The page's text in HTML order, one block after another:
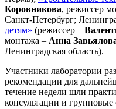
Коровникова, режиссер
Санкт-Петербург;
детям» (режиссер –
монтажа – Анна
Ленинградская область).
Участники лаборатории
рекомендации для
течение недели шли
консультации и